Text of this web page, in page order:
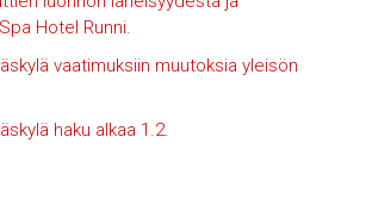
Hotel Runni.
vaatimuksiin muutoksia yleisön
haku alkaa 1.2.